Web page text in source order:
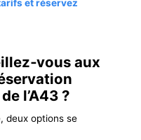
et réservez
aux
l’A43 ?
deux options se